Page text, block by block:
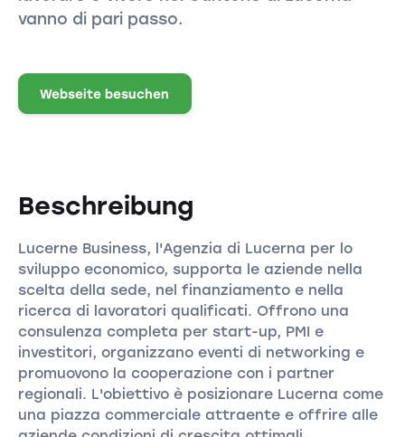
vanno di pari passo.
Webseite besuchen
Beschreibung
Lucerne Business, l'Agenzia di Lucerna per lo
sviluppo economico, supporta le aziende nella
scelta della sede, nel finanziamento e nella
ricerca di lavoratori qualificati. Offrono una
consulenza completa per start-up, PMI e
investitori, organizzano eventi di networking e
promuovono la cooperazione con i partner
regionali. L'obiettivo è posizionare Lucerna come
una piazza commerciale attraente e offrire alle